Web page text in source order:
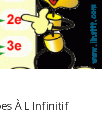
À L Infinitif